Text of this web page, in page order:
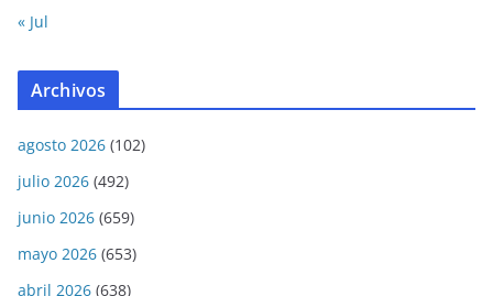
« Jul
Archivos
agosto 2026 (102)
julio 2026 (492)
junio 2026 (659)
mayo 2026 (653)
abril 2026 (638)